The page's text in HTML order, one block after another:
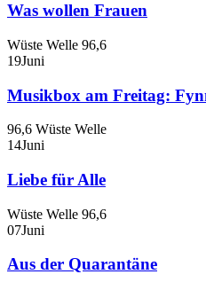
Was wollen Frauen
Wüste Welle 96,6
19Juni
Musikbox am Freitag:
96,6 Wüste Welle
14Juni
Liebe für Alle
Wüste Welle 96,6
07Juni
Aus der Quarantäne